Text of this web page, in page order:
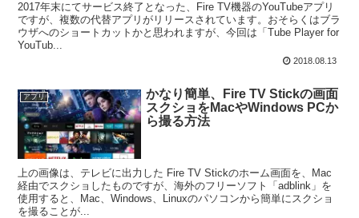
2017年末にてサービス終了となった、Fire TV機器のYouTubeアプリ
ですが、複数の代替アプリがリリースされています。おそらくはブラ
ウザへのショートカットかと思われますが、今回は「Tube Player for
YouTub...
2018.08.13
アプリ
かなり簡単、Fire TV Stickの画面
スクショをMacやWindows PCか
ら撮る方法
上の画像は、テレビに出力した Fire TV Stickのホーム画面を、Mac
経由でスクショしたものですが、海外のフリーソフト「adblink」を
使用すると、Mac、Windows、Linuxのパソコンから簡単にスクショ
を撮ることが...